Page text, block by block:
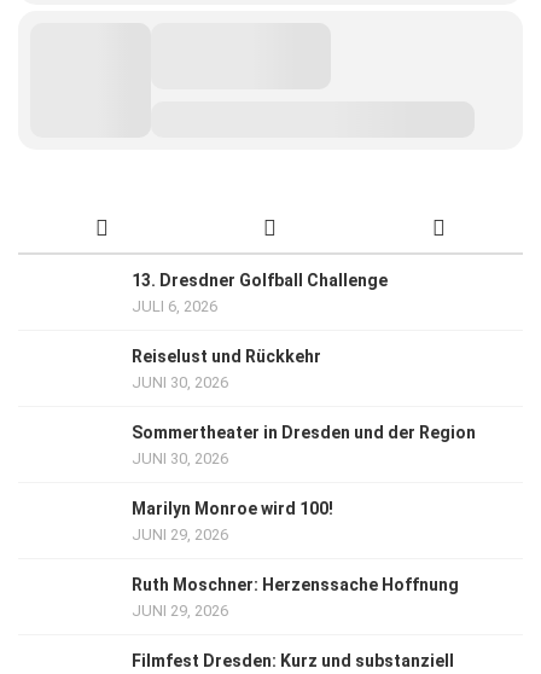
13. Dresdner Golfball Challenge
JULI 6, 2026
Reiselust und Rückkehr
JUNI 30, 2026
Sommertheater in Dresden und der Region
JUNI 30, 2026
Marilyn Monroe wird 100!
JUNI 29, 2026
Ruth Moschner: Herzenssache Hoffnung
JUNI 29, 2026
Filmfest Dresden: Kurz und substanziell